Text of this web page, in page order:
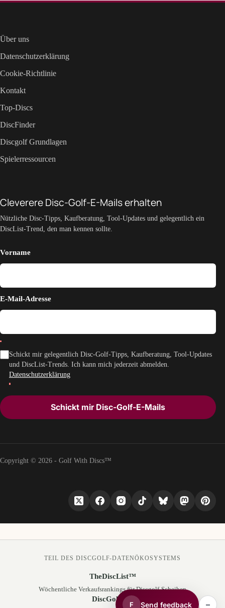
Über uns
Datenschutzerklärung
Cookie-Richtlinie
Kontakt
Top-Discs
DiscFinder
Discgolf Grundlagen
Spielerressourcen
Cleverere Disc-Golf-E-Mails erhalten
Nützliche Disc-Tipps, Kaufberatung, Tool-Updates und gelegentlich ein
DiscList-Trend, den man kennen sollte.
Vorname
E-Mail-Adresse
Schickt mir gelegentlich Disc-Golf-Tipps, Kaufberatung, Tool-Updates
und DiscList-Trends. Ich kann mich jederzeit abmelden.
Datenschutzerklärung
Schickt mir Disc-Golf-E-Mails
Copyright © 2026 - Golf With Discs™
F Send feedback –
TEIL DES DISCGOLF-DATENÖKOSYSTEMS
TheDiscList™
Wöchentliche Verkaufsrankings für Discgolf-Scheiben
DiscGolfAPI